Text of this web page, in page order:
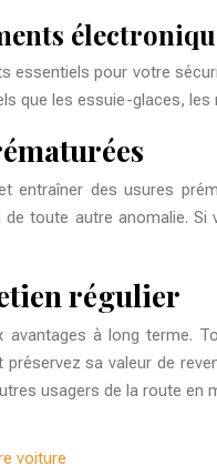
essentiels pour votre
que les essuie-glaces,
entraîner des usures
toute autre anomalie.
régulier
à long terme.
sa valeur de
usagers de la route en
voiture